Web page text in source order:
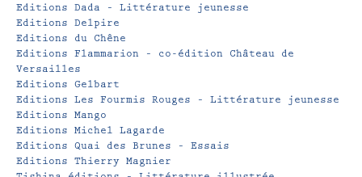
Editions Dada – Littérature jeunesse
Editions Delpire
Editions du Chêne
Editions Flammarion – co-édition Château de
Versailles
Editions Gelbart
Editions Les Fourmis Rouges – Littérature jeunesse
Editions Mango
Editions Michel Lagarde
Editions Quai des Brunes – Essais
Editions Thierry Magnier